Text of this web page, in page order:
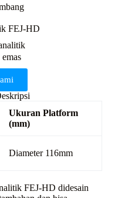
FEJ-HD
Ukuran Platform
(mm)
Diameter 116mm
FEJ-HD didesain